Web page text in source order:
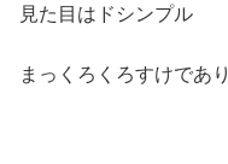
見た目はドシンプル
まっくろくろすけであ